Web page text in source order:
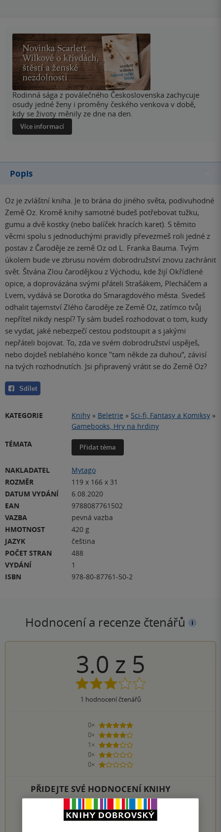
Rodinná sága z poválečného Československa zachycuje
osudy jedné ženy i proměny českého venkova v době,
kdy se životy měnily ze dne na den.
Více informací
Popis
Oz je zvláštní kniha. Je to brána do jiného světa, podivuhodné
Země Oz. Kromě knihy samotné budeš potřebovat tužku,
gumu a dvě kostky (nebo balíček hracích karet). S těmito
věcmi spolu s jednoduchými pravidly převezmeš roli jedné z
postav z Čaroděje ze země Oz od L. Franka Bauma. Tvým
úkolem bude ve zbrusu novém dobrodružství znovu zachránit
svět. Štvána Zlou čarodějkou z Východu, kde žijí Okřídlené
opice, a doprovázána svými přáteli Strašákem, Plecháčem a
Lvem, vydává se Dorotka do Smaragdového města. Svedeš
odhalit tajemství Zlého čaroděje ze Země Oz, zatímco tvůj
nepřítel nikdy nespí? Ty sám budeš rozhodovat o tom, kudy
se vydat, jaké nebezpečí cestou podstoupit a s jakými
nepřáteli bojovat. To, zda ve svém dobrodružství uspěješ,
nebo dojdeš neblahého konce "tam někde za duhou”, závisí
na tvých rozhodnutích. Jsi připravený vrátit se do Země Oz?
Sdílet
KATEGORIE Knihy » Beletrie » Sci-fi, Fantasy a Komiksy »
Gamebooks, Hry na hrdiny
TÉMATA
Přidat téma
NAKLADATEL
Mytago
ROZMĚR
119 x 166 x 31
DATUM VYDÁNÍ
6.08.2020
EAN
9788087761502
VAZBA
pevná vazba
HMOTNOST
420 g
JAZYK
čeština
POČET STRAN
488
VYDÁNÍ
1
ISBN
978-80-87761-50-2
Hodnocení a recenze čtenářů
3.0 z 5
1 hodnocení čtenářů
0×
5 hvězdiček
0×
4 hvězdičky
1×
3 hvězdičky
0×
2 hvězdičky
0×
1 hvezdička
PŘIDEJTE SVÉ HODNOCENÍ KNIHY